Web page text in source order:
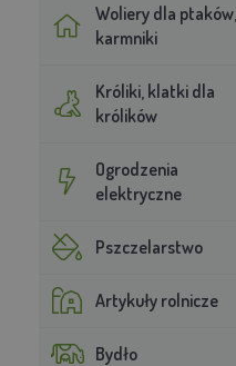
Woliery dla ptaków,
karmniki
Króliki, klatki dla
królików
Ogrodzenia
elektryczne
Pszczelarstwo
Artykuły rolnicze
Bydło